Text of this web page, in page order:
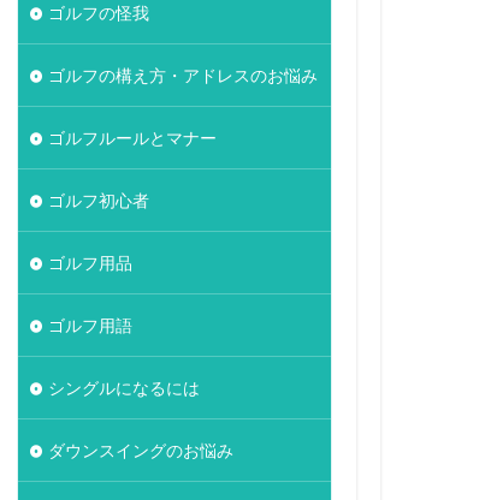
ゴルフの怪我
ゴルフの構え方・アドレスのお悩み
ゴルフルールとマナー
ゴルフ初心者
ゴルフ用品
ゴルフ用語
シングルになるには
ダウンスイングのお悩み